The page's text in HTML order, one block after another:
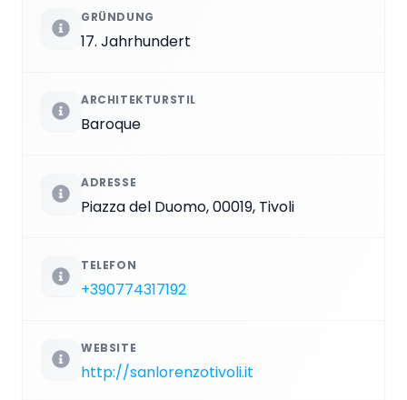
GRÜNDUNG
17. Jahrhundert
ARCHITEKTURSTIL
Baroque
ADRESSE
Piazza del Duomo, 00019, Tivoli
TELEFON
+390774317192
WEBSITE
http://sanlorenzotivoli.it